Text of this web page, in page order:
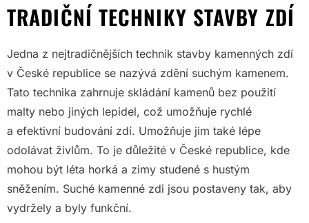
TRADIČNÍ TECHNIKY STAVBY ZDÍ
Jedna z nejtradičnějších technik stavby kamenných zdí
v České republice se nazývá zdění suchým kamenem.
Tato technika zahrnuje skládání kamenů bez použití
malty nebo jiných lepidel, což umožňuje rychlé
a efektivní budování zdí. Umožňuje jim také lépe
odolávat živlům. To je důležité v České republice, kde
mohou být léta horká a zimy studené s hustým
sněžením. Suché kamenné zdi jsou postaveny tak, aby
vydržely a byly funkční.